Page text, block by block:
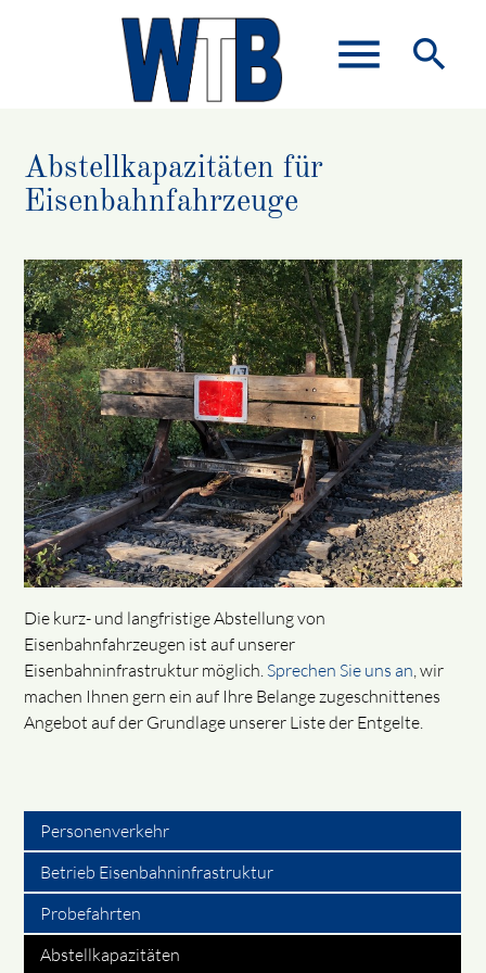
menu search
Suchbegriffe
Abstellkapazitäten für
Eisenbahnfahrzeuge
Die kurz- und langfristige Abstellung von
Eisenbahnfahrzeugen ist auf unserer
Eisenbahninfrastruktur möglich.Sprechen Sie uns an, wir
machen Ihnen gern ein auf Ihre Belange zugeschnittenes
Angebot auf der Grundlage unserer Liste der Entgelte.
Personenverkehr
Betrieb Eisenbahninfrastruktur
Probefahrten
Abstellkapazitäten